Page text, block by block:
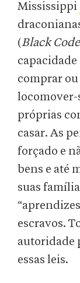
Mississippi
(Black
capacidade
comprar
locomover-
próprias
casar. As
forçado e
bens e até
suas
escravos.
autoridade
essas leis.